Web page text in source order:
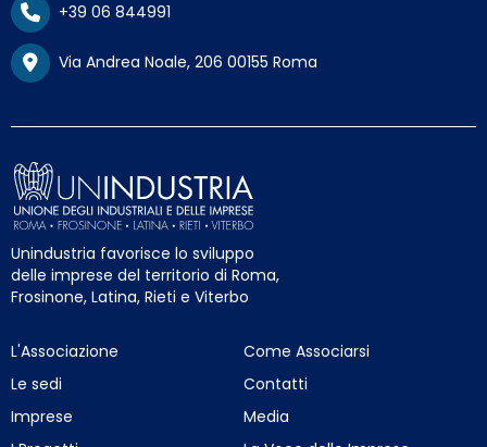
+39 06 844991
Via Andrea Noale, 206 00155 Roma
Unindustria favorisce lo sviluppo
delle imprese del territorio di Roma,
Frosinone, Latina, Rieti e Viterbo
L'Associazione
Le sedi
Imprese
Come Associarsi
Contatti
Media